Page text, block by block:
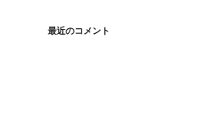
最近のコメント